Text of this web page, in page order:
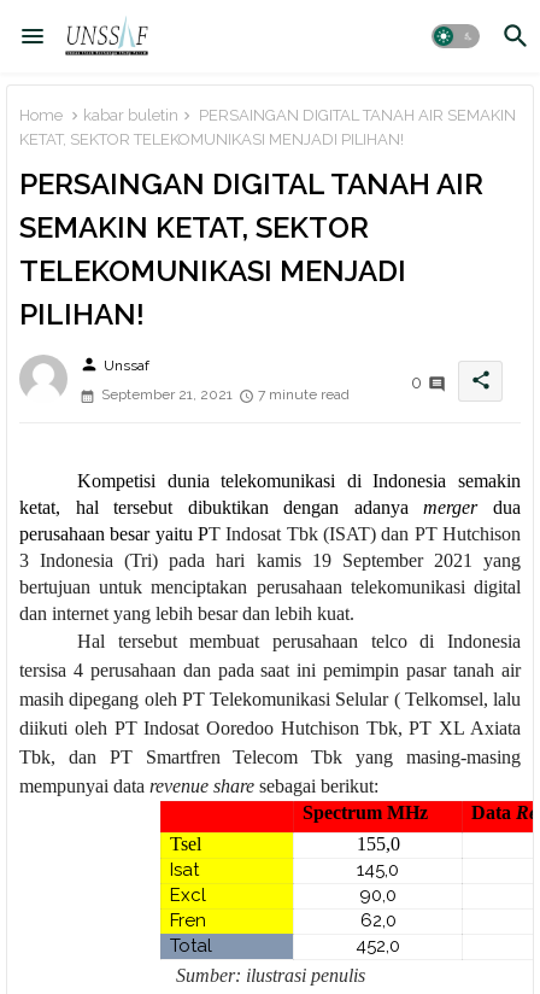
Home kabar buletin
PERSAINGAN DIGITAL TANAH AIR SEMAKIN
KETAT, SEKTOR TELEKOMUNIKASI MENJADI PILIHAN!
PERSAINGAN DIGITAL TANAH AIR
SEMAKIN KETAT, SEKTOR
TELEKOMUNIKASI MENJADI
PILIHAN!
person Unssaf
September 21, 2021
7 minute read
0 share
Kompetisi dunia telekomunikasi di Indonesia semakin
ketat, hal tersebut dibuktikan dengan adanyamergerdua
perusahaan besar yaitu PT Indosat Tbk (ISAT) dan PT Hutchison
3 Indonesia (Tri) pada hari kamis 19 September 2021 yang
bertujuan untuk menciptakan perusahaan telekomunikasi digital
dan internet yang lebih besar dan lebih kuat.
Hal tersebut membuat perusahaan telco di Indonesia
tersisa 4 perusahaan dan pada saat ini pemimpin pasar tanah air
masih dipegang oleh PT Telekomunikasi Selular ( Telkomsel, lalu
diikuti oleh PT Indosat Ooredoo Hutchison Tbk, PT XL Axiata
Tbk, dan PT Smartfren Telecom Tbk yang masing-masing
mempunyai data revenue share sebagai berikut:
Spectrum MHz
Data
Tsel
155,0
Isat
145,0
Excl
90,0
Fren
62,0
Total
452,0
Sumber: ilustrasi penulis